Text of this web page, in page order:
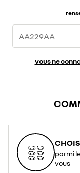
vous ne
parmi
vous